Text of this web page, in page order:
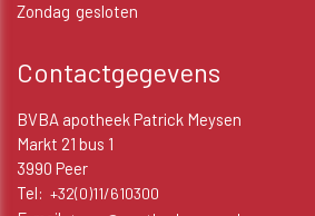
Zondag gesloten
Contactgegevens
BVBA apotheek Patrick Meysen
Markt 21 bus 1
3990 Peer
Tel: +32(0)11/610300